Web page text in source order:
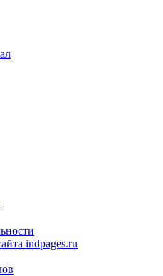
indpages.ru